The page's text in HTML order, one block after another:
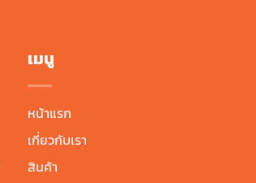
เมนู
หน้าแรก
เกี่ยวกับเรา
สินค้า